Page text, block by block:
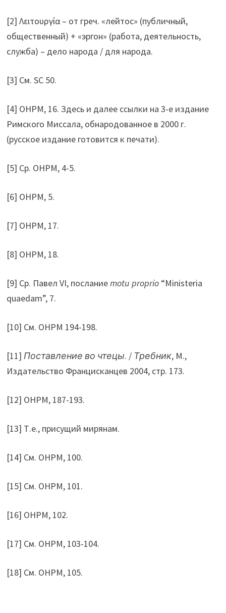
[2] Λειτουργία – от греч. «лейтос» (публичный,
общественный) + «эргон» (работа, деятельность,
служба) – дело народа / для народа.
[3] См. SC 50.
[4] ОНРМ, 16. Здесь и далее ссылки на 3-е издание
Римского Миссала, обнародованное в 2000 г.
(русское издание готовится к печати).
[5] Ср. ОНРМ, 4-5.
[6] ОНРМ, 5.
[7] ОНРМ, 17.
[8] ОНРМ, 18.
[9] Ср. Павел VI, посланиеmotu proprio “Ministeria
quaedam”, 7.
[10] См. ОНРМ 194-198.
[11] Поставление во чтецы. / Требник, М.,
Издательство Францисканцев 2004, стр. 173.
[12] ОНРМ, 187-193.
[13] Т.е., присущий мирянам.
[14] См. ОНРМ, 100.
[15] См. ОНРМ, 101.
[16] ОНРМ, 102.
[17] См. ОНРМ, 103-104.
[18] См. ОНРМ, 105.